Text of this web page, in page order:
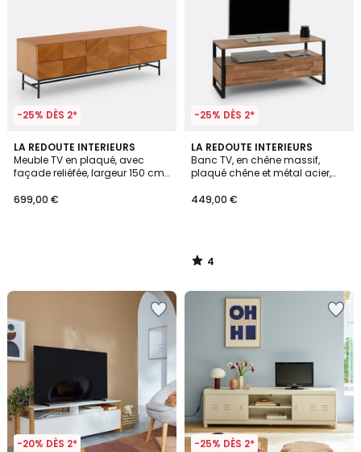
-25% DÈS 2*
LA REDOUTE INTERIEURS
Meuble TV en plaqué, avec
façade reliéfée, largeur 150 cm,
699,00 €
-25% DÈS 2*
LA REDOUTE INTERIEURS
Banc TV, en chêne massif,
plaqué chêne et métal acier,
449,00 €
4
/
5
4
/
-20% DÈS 2* -25% DÈS 2*